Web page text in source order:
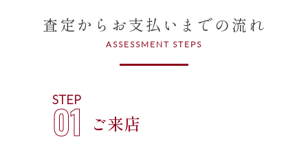
査定からお支払いまでの流れ
ASSESSMENT STEPS
STEP
01 ご来店